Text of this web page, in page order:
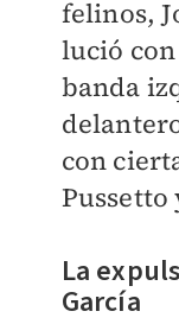
felinos,
lució
banda
con
Pussetto
La
García